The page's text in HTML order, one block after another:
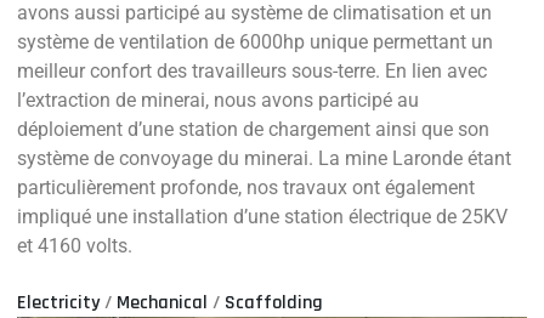
avons aussi participé au système de climatisation et un
système de ventilation de 6000hp unique permettant un
meilleur confort des travailleurs sous-terre. En lien avec
l’extraction de minerai, nous avons participé au
déploiement d’une station de chargement ainsi que son
système de convoyage du minerai. La mine Laronde étant
particulièrement profonde, nos travaux ont également
impliqué une installation d’une station électrique de 25KV
et 4160 volts.
Electricity/ Mechanical / Scaffolding